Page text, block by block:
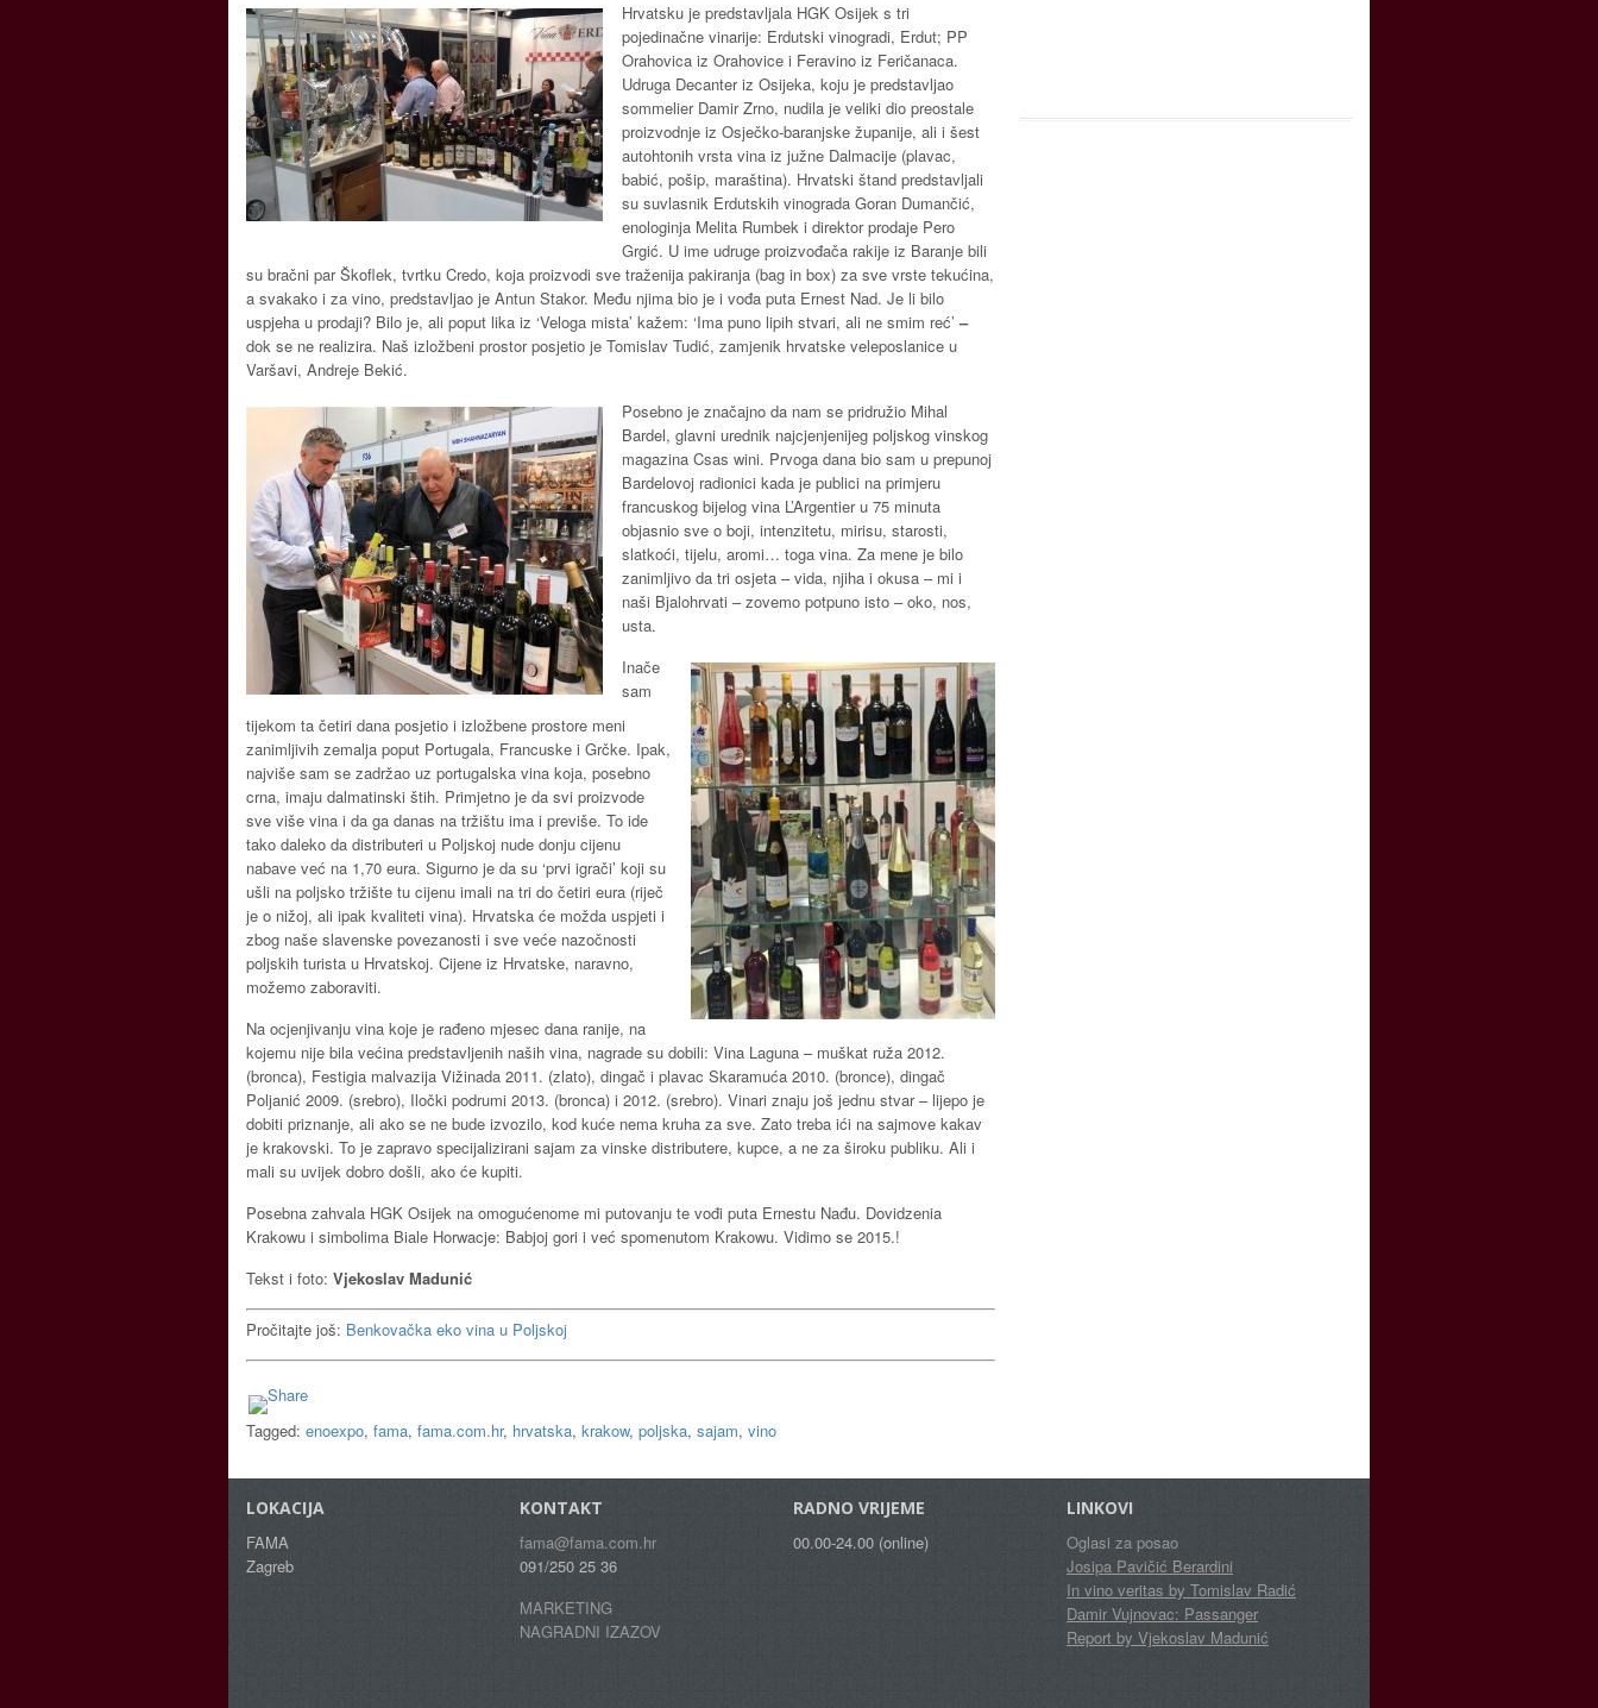
Hrvatsku je predstavljala HGK Osijek s tri
pojedinačne vinarije: Erdutski vinogradi, Erdut; PP
Orahovica iz Orahovice i Feravino iz Feričanaca.
Udruga Decanter iz Osijeka, koju je predstavljao
sommelier Damir Zrno, nudila je veliki dio preostale
proizvodnje iz Osječko-baranjske županije, ali i šest
autohtonih vrsta vina iz južne Dalmacije (plavac,
babić, pošip, maraština). Hrvatski štand predstavljali
su suvlasnik Erdutskih vinograda Goran Dumančić,
enologinja Melita Rumbek i direktor prodaje Pero
Grgić. U ime udruge proizvođača rakije iz Baranje bili
su bračni par Škoflek, tvrtku Credo, koja proizvodi sve traženija pakiranja (bag in box) za sve vrste tekućina,
a svakako i za vino, predstavljao je Antun Stakor. Među njima bio je i vođa puta Ernest Nad. Je li bilo
uspjeha u prodaji? Bilo je, ali poput lika iz ‘Veloga mista’ kažem: ‘Ima puno lipih stvari, ali ne smim reć’ –
dok se ne realizira. Naš izložbeni prostor posjetio je Tomislav Tudić, zamjenik hrvatske veleposlanice u
Varšavi, Andreje Bekić.
Posebno je značajno da nam se pridružio Mihal
Bardel, glavni urednik najcjenjenijeg poljskog vinskog
magazina Csas wini. Prvoga dana bio sam u prepunoj
Bardelovoj radionici kada je publici na primjeru
francuskog bijelog vina L’Argentier u 75 minuta
objasnio sve o boji, intenzitetu, mirisu, starosti,
slatkoći, tijelu, aromi… toga vina. Za mene je bilo
zanimljivo da tri osjeta – vida, njiha i okusa – mi i
naši Bjalohrvati – zovemo potpuno isto – oko, nos,
usta.
Inače
sam
tijekom ta četiri dana posjetio i izložbene prostore meni
zanimljivih zemalja poput Portugala, Francuske i Grčke. Ipak,
najviše sam se zadržao uz portugalska vina koja, posebno
crna, imaju dalmatinski štih. Primjetno je da svi proizvode
sve više vina i da ga danas na tržištu ima i previše. To ide
tako daleko da distributeri u Poljskoj nude donju cijenu
nabave već na 1,70 eura. Sigurno je da su ‘prvi igrači’ koji su
ušli na poljsko tržište tu cijenu imali na tri do četiri eura (riječ
je o nižoj, ali ipak kvaliteti vina). Hrvatska će možda uspjeti i
zbog naše slavenske povezanosti i sve veće nazočnosti
poljskih turista u Hrvatskoj. Cijene iz Hrvatske, naravno,
možemo zaboraviti.
Na ocjenjivanju vina koje je rađeno mjesec dana ranije, na
kojemu nije bila većina predstavljenih naših vina, nagrade su dobili: Vina Laguna – muškat ruža 2012.
(bronca), Festigia malvazija Vižinada 2011. (zlato), dingač i plavac Skaramuća 2010. (bronce), dingač
Poljanić 2009. (srebro), Iločki podrumi 2013. (bronca) i 2012. (srebro). Vinari znaju još jednu stvar – lijepo je
dobiti priznanje, ali ako se ne bude izvozilo, kod kuće nema kruha za sve. Zato treba ići na sajmove kakav
je krakovski. To je zapravo specijalizirani sajam za vinske distributere, kupce, a ne za široku publiku. Ali i
mali su uvijek dobro došli, ako će kupiti.
Posebna zahvala HGK Osijek na omogućenome mi putovanju te vođi puta Ernestu Nađu. Dovidzenia
Krakowu i simbolima Biale Horwacje: Babjoj gori i već spomenutom Krakowu. Vidimo se 2015.!
Tekst i foto: Vjekoslav Madunić
Pročitajte još: Benkovačka eko vina u Poljskoj
Tagged: enoexpo, fama, fama.com.hr, hrvatska, krakow, poljska, sajam, vino
LOKACIJA
FAMA
Zagreb
KONTAKT
fama@fama.com.hr
091/250 25 36
MARKETING
NAGRADNI IZAZOV
RADNO VRIJEME
00.00-24.00 (online)
LINKOVI
Oglasi za posao
Josipa Pavičić Berardini
In vino veritas by Tomislav Radić
Damir Vujnovac: Passanger
Report by Vjekoslav Madunić